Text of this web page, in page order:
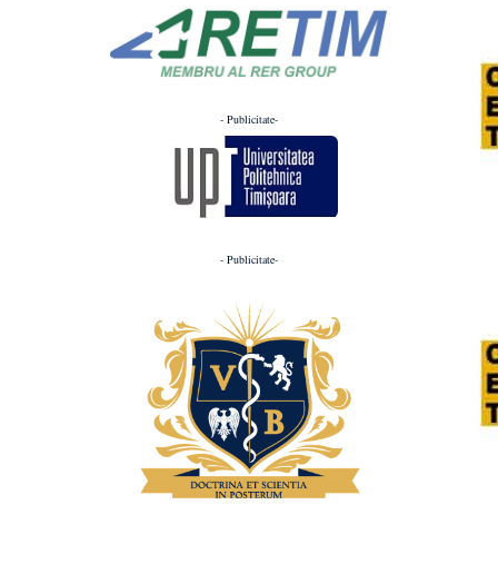
- Publicitate-
- Publicitate-